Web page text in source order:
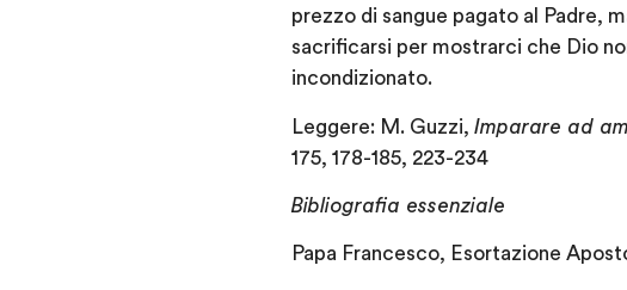
prezzo di sangue pagato al Padre,
sacrificarsi per mostrarci che Dio
incondizionato.
Leggere: M. Guzzi, Imparare ad
175, 178-185, 223-234
Bibliografia essenziale
Papa Francesco, Esortazione